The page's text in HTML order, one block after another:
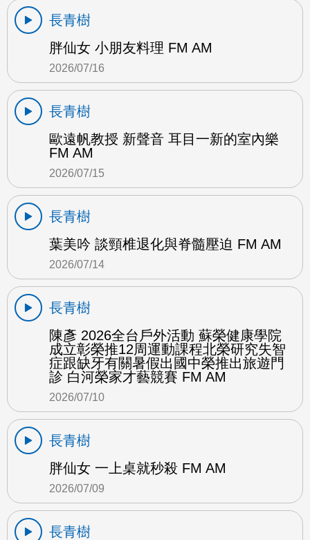
長青樹
胖仙女 小朋友料理 FM AM
2026/07/16
長青樹
歐遠帆教授 新聲音 耳目一新的室內樂
FM AM
2026/07/15
長青樹
葉美吟 談頸椎退化與脊髓壓迫 FM AM
2026/07/14
長青樹
陳彥 2026全台戶外活動 蘇榮健康學院
成立彰榮推12周運動課程北榮研究失智
症跟缺牙有關暑假出國中榮推出旅遊門
診 白河榮家才藝競賽 FM AM
2026/07/10
長青樹
胖仙女 一上桌就秒殺 FM AM
2026/07/09
長青樹